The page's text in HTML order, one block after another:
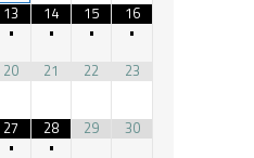
13
•
14
•
15
•
16
•
20 21 22 23
27
•
28
•
29 30